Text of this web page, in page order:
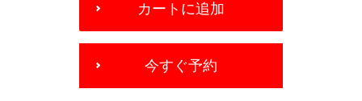
OPTIONS
カートに追加
今すぐ予約